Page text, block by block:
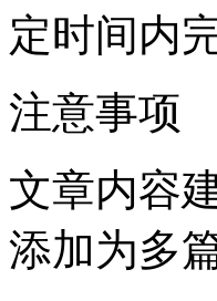
定时间内
注意事项
文章内容
添加为多篇